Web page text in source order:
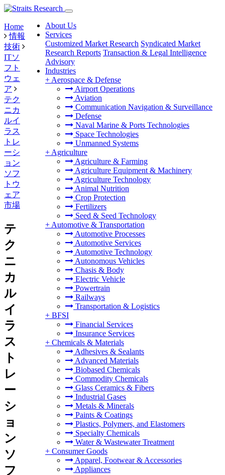
About Us
Services
Customized Market Research Syndicated Market
Research Reports Transaction & Legal Intelligence
Advisory
Industries
+ Aerospace & Defense
Airport Operations
Aviation
Communication Navigation & Surveillance
Defense
Naval Marine & Ports Technologies
Space Technologies
Unmanned Systems
+ Agriculture
Agriculture & Farming
Agriculture Equipment & Machinery
Agriculture Technology
Animal Nutrition
Crop Protection
Fertilizers
Seed & Seed Technology
+ Automotive & Transportation
Automotive Processes
Automotive Services
Automotive Technology
Autonomous Vehicles
Chasis & Body
Electric Vehicle
Powertrain
Railways
Transportation & Logistics
+ BFSI
Financial Services
Insurance Services
+ Chemicals & Materials
Adhesives & Sealants
Advanced Materials
Biobased Chemicals
Commodity Chemicals
Glass Ceramics & Fibers
Industrial Gases
Metals & Minerals
Paints & Coatings
Plastics, Polymers, and Elastomers
Specialty Chemicals
Water & Wastewater Treatment
+ Consumer Goods
Apparel, Footwear & Accessories
Appliances
Home
情報
技術
ITソ
フト
ウェ
ア
テク
ニカ
ルイ
ラス
トレ
ーシ
ョン
ソフ
トウ
ェア
市場
テ
ク
ニ
カ
ル
イ
ラ
ス
ト
レ
ー
シ
ョ
ン
ソ
フ